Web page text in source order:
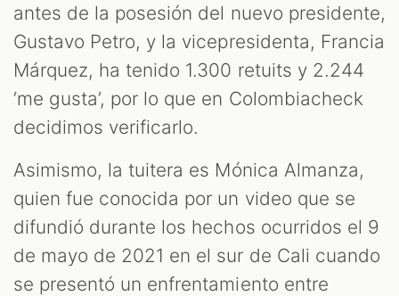
antes de la posesión del nuevo presidente,
Gustavo Petro, y la vicepresidenta, Francia
Márquez, ha tenido 1.300 retuits y 2.244
‘me gusta’, por lo que en Colombiacheck
decidimos verificarlo.
Asimismo, la tuitera es Mónica Almanza,
quien fue conocida por un video que se
difundió durante los hechos ocurridos el 9
de mayo de 2021 en el sur de Cali cuando
se presentó un enfrentamiento entre